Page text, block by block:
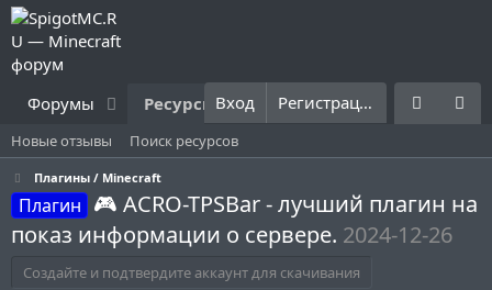
Форумы Ресурсы Что нового? Правила
Вход Регистрация
Новые отзывы Поиск ресурсов
Плагины / Minecraft
Плагин 🎮 ACRO-TPSBar - лучший плагин на
показ информации о сервере. 2024-12-26
Создайте и подтвердите аккаунт для скачивания